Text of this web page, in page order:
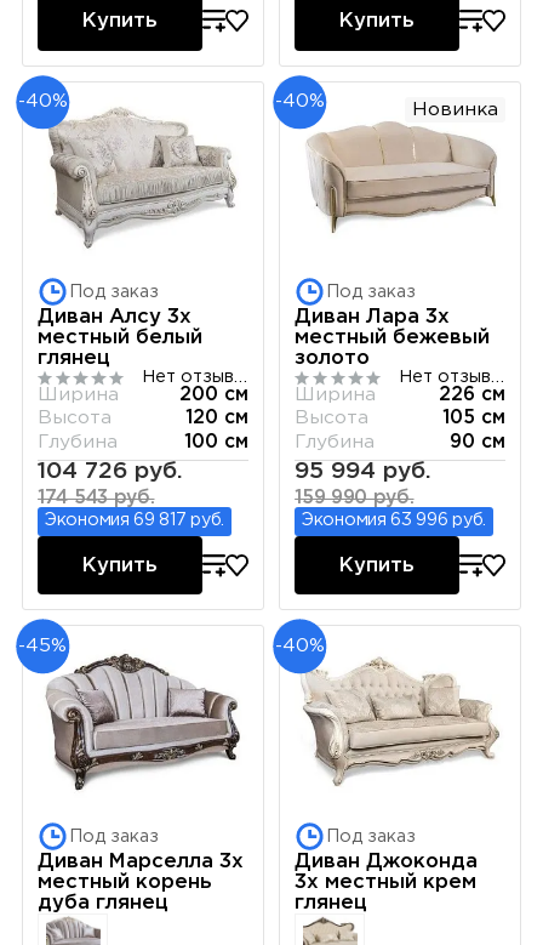
Купить Купить
-40%
Под заказ
Диван Алсу 3х
местный белый
глянец
Ширина
200 см
Высота
120 см
Глубина
100 см
104 726 руб.
174 543 руб.
Экономия 69 817 руб.
Купить
-40% Новинка
Под заказ
Диван Лара 3х
местный бежевый
золото
Ширина
226 см
Высота
105 см
Глубина
90 см
95 994 руб.
159 990 руб.
Экономия 63 996 руб.
Купить
-45%
Под заказ
Диван Марселла 3х
местный корень
дуба глянец
-40%
Под заказ
Диван Джоконда
3х местный крем
глянец